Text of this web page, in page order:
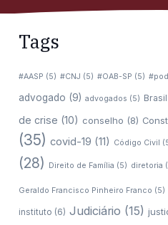
Tags
#AASP (5) #CNJ (5) #OAB-SP (5)
advogado (9) advogados (5) Brasil
de crise (10) conselho (8)
(35) covid-19 (11) Código Civil
(28)
Direito de Família (5) diretoria
Geraldo Francisco Pinheiro Franco (5)
instituto (6) Judiciário (15)